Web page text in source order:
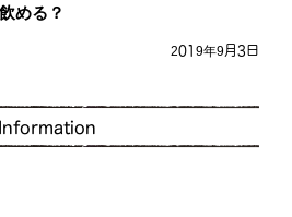
める？
2019年9月3日
Information